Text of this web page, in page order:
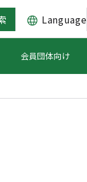
Language
会員団体向け